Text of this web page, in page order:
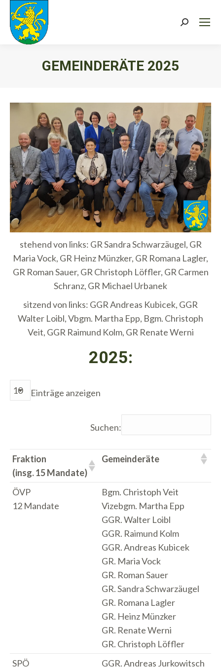
Search:
GEMEINDERÄTE 2025
stehend von links: GR Sandra Schwarzäugel, GR
Maria Vock, GR Heinz Münzker, GR Romana Lagler,
GR Roman Sauer, GR Christoph Löffler, GR Carmen
Schranz, GR Michael Urbanek
sitzend von links: GGR Andreas Kubicek, GGR
Walter Loibl, Vbgm. Martha Epp, Bgm. Christoph
Veit, GGR Raimund Kolm, GR Renate Werni
2025:
Einträge anzeigen
Suchen:
Fraktion
(insg. 15 Mandate)
Gemeinderäte
ÖVP
12 Mandate
Bgm. Christoph Veit
Vizebgm. Martha Epp
GGR. Walter Loibl
GGR. Raimund Kolm
GGR. Andreas Kubicek
GR. Maria Vock
GR. Roman Sauer
GR. Sandra Schwarzäugel
GR. Romana Lagler
GR. Heinz Münzker
GR. Renate Werni
GR. Christoph Löffler
SPÖ
GGR. Andreas Jurkowitsch